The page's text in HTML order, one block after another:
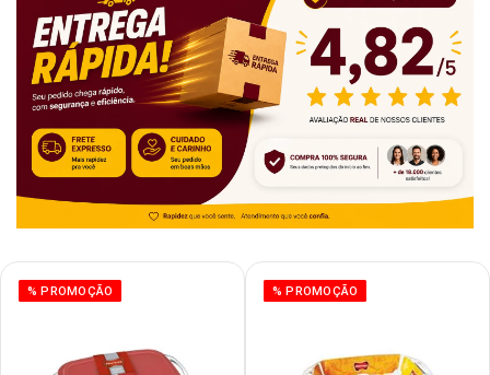
% PROMOÇÃO % PROMOÇÃO